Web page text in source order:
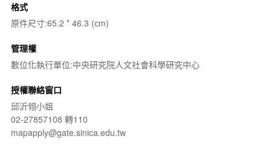
格式
原件尺寸:65.2 * 46.3 (cm)
管理權
數位化執行單位:中央研究院人文社會科學研究中心
授權聯絡窗口
邱沂翎小姐
02-27857108 轉110
mapapply@gate.sinica.edu.tw